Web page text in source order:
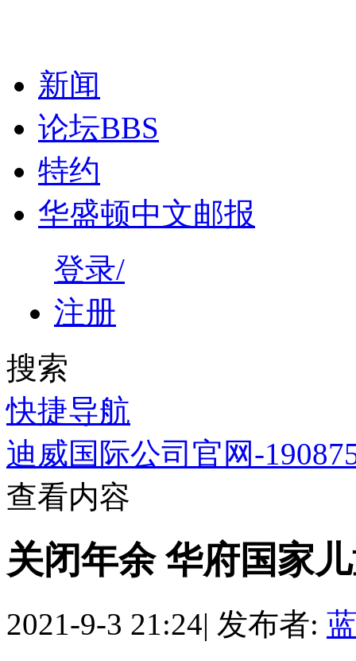
新闻
论坛BBS
特约
华盛顿中文邮报
登录/
注册
搜索
快捷导航
迪威国际公司官网-
查看内容
关闭年余 华府国家
2021-9-3 21:24| 发布者: